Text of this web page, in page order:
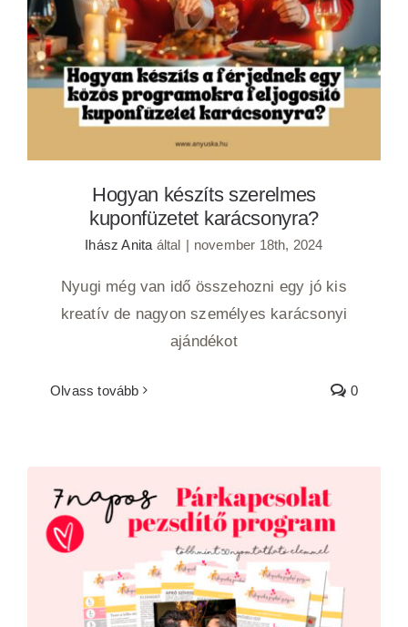
karácsonyra?
Hogyan készíts szerelmes
kuponfüzetet karácsonyra?
Ihász Anita által | november 18th, 2024
Nyugi még van idő összehozni egy jó kis
kreatív de nagyon személyes karácsonyi
ajándékot
Olvass tovább 0